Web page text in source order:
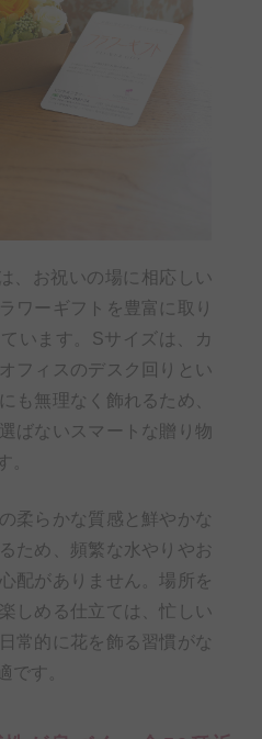
、お祝いの場に相応しい
ワーギフトを豊富に取り
います。Sサイズは、カ
フィスのデスク回りとい
も無理なく飾れるため、
ばないスマートな贈り物
。
柔らかな質感と鮮やかな
ため、頻繁な水やりやお
配がありません。場所を
しめる仕立ては、忙しい
常的に花を飾る習慣がな
です。